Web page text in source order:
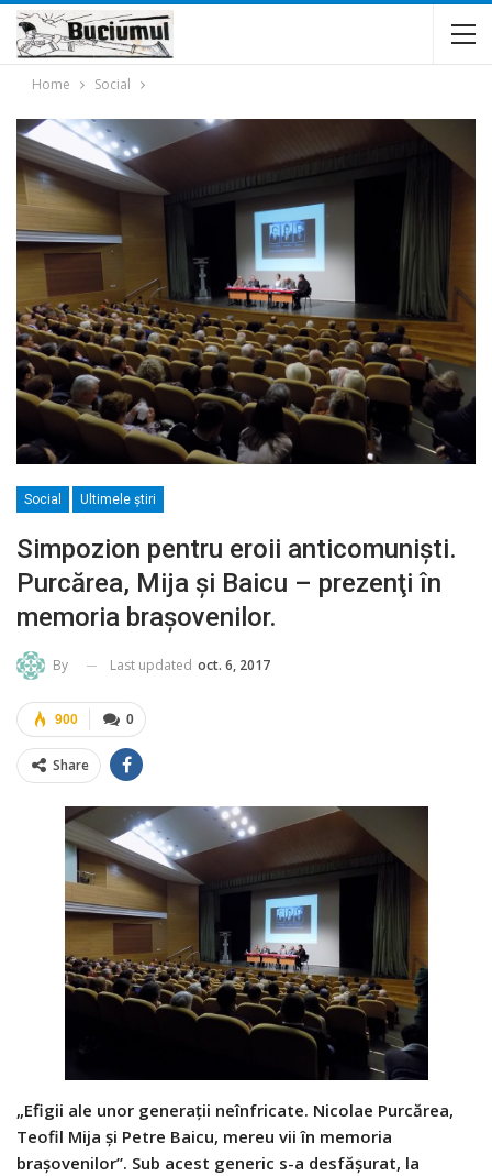
Home Social
Social Ultimele ştiri
Simpozion pentru eroii anticomunişti.
Purcărea, Mija şi Baicu – prezenţi în
memoria braşovenilor.
By Last updated oct. 6, 2017
0
900
Share
„Efigii ale unor generaţii neînfricate. Nicolae Purcărea,
Teofil Mija şi Petre Baicu, mereu vii în memoria
braşovenilor”. Sub acest generic s-a desfăşurat, la